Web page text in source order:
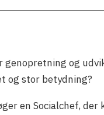
genopretning og
og stor betydning?
en Socialchef,